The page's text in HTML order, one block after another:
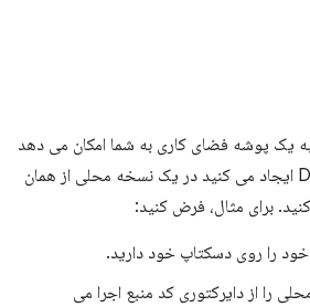
یک پوشه فضای کاری به شما امکان می دهد
تغییری را که در DevTools ایجاد می کنید در یک نسخه محلی از همان
برای مثال، فرض کنید:
را روی دسکتاپ خود دارید.
را از دایرکتوری کد منبع اجرا می